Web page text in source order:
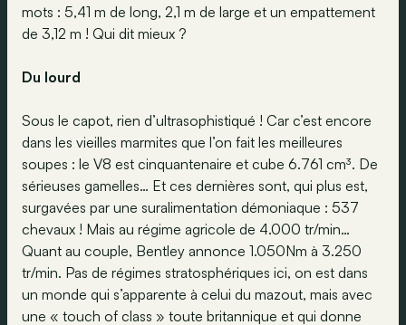
mots : 5,41 m de long, 2,1 m de large et un empattement
de 3,12 m ! Qui dit mieux ?
Du lourd
Sous le capot, rien d’ultrasophistiqué ! Car c’est encore
dans les vieilles marmites que l’on fait les meilleures
soupes : le V8 est cinquantenaire et cube 6.761 cm³. De
sérieuses gamelles… Et ces dernières sont, qui plus est,
surgavées par une suralimentation démoniaque : 537
chevaux ! Mais au régime agricole de 4.000 tr/min…
Quant au couple, Bentley annonce 1.050Nm à 3.250
tr/min. Pas de régimes stratosphériques ici, on est dans
un monde qui s’apparente à celui du mazout, mais avec
une « touch of class » toute britannique et qui donne